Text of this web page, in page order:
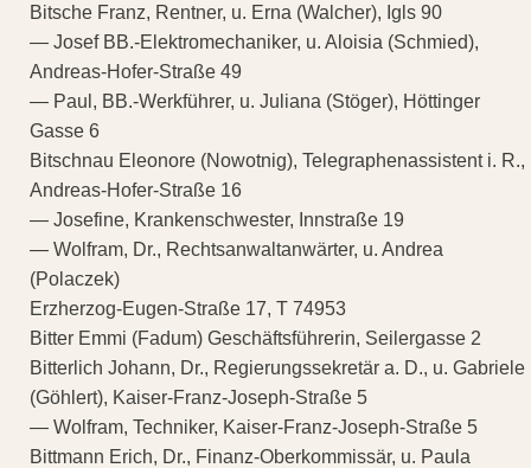
Bitsche Franz, Rentner, u. Erna (Walcher), Igls 90
— Josef BB.-Elektromechaniker, u. Aloisia (Schmied),
Andreas-Hofer-Straße 49
— Paul, BB.-Werkführer, u. Juliana (Stöger), Höttinger
Gasse 6
Bitschnau Eleonore (Nowotnig), Telegraphenassistent i. R.,
Andreas-Hofer-Straße 16
— Josefine, Krankenschwester, Innstraße 19
— Wolfram, Dr., Rechtsanwaltanwärter, u. Andrea
(Polaczek)
Erzherzog-Eugen-Straße 17, T 74953
Bitter Emmi (Fadum) Geschäftsführerin, Seilergasse 2
Bitterlich Johann, Dr., Regierungssekretär a. D., u. Gabriele
(Göhlert), Kaiser-Franz-Joseph-Straße 5
— Wolfram, Techniker, Kaiser-Franz-Joseph-Straße 5
Bittmann Erich, Dr., Finanz-Oberkommissär, u. Paula